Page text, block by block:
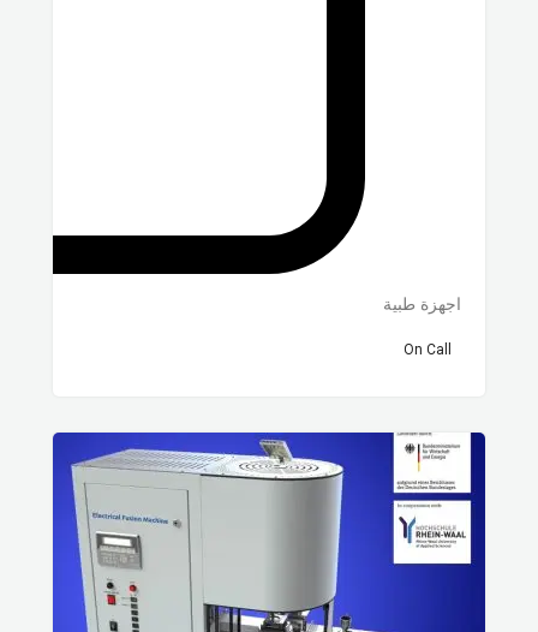
اجهزة طبية
On Call